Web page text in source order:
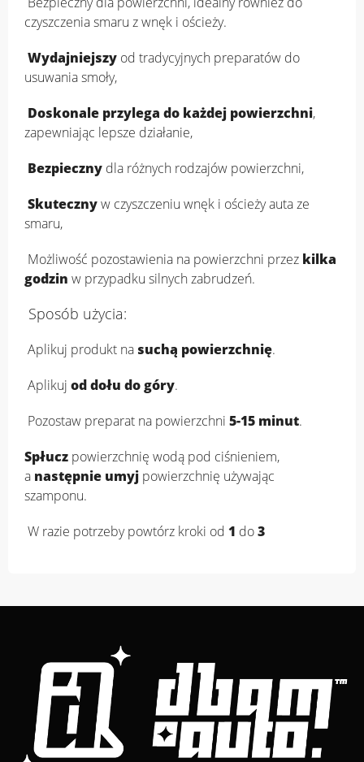
czyszczenia smaru z wnęk i ościeży.
Wydajniejszy od tradycyjnych preparatów do
usuwania smoły,
Doskonale przylega do każdej powierzchni,
zapewniając lepsze działanie,
Bezpieczny dla różnych rodzajów powierzchni,
Skutecznyw czyszczeniu wnęk i ościeży auta ze
smaru,
Możliwość pozostawienia na powierzchni przez kilka
godzin w przypadku silnych zabrudzeń.
Sposób użycia:
Aplikuj produkt na suchą powierzchnię.
Aplikuj od dołu do góry.
Pozostaw preparat na powierzchni 5-15 minut.
Spłucz powierzchnię wodą pod ciśnieniem,
a następnie umyj powierzchnię używając
szamponu.
W razie potrzeby powtórz kroki od 1 do3